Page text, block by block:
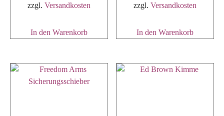
zzgl. Versandkosten
In den Warenkorb
zzgl.Versandkosten
In den Warenkorb